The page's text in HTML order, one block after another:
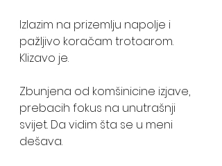
Izlazim na prizemlju napolje i
pažljivo koračam trotoarom.
Klizavo je.
Zbunjena od komšinicine izjave,
prebacih fokus na unutrašnji
svijet. Da vidim šta se u meni
dešava.